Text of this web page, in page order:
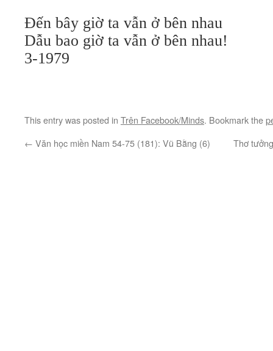
Đến bây giờ ta vẫn ở bên nhau
Dẫu bao giờ ta vẫn ở bên nhau!
3-1979
This entry was posted in Trên Facebook/Minds. Bookmark the
← Văn học miền Nam 54-75 (181): Vũ Bằng (6) Thơ